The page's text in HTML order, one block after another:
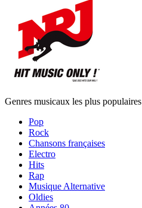
Genres musicaux les plus populaires
Pop
Rock
Chansons françaises
Electro
Hits
Rap
Musique Alternative
Oldies